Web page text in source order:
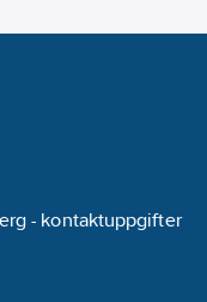
- kontaktuppgifter